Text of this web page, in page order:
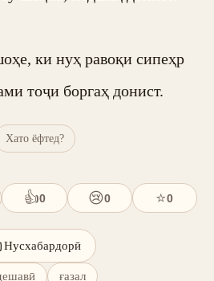
ки нуҳ равоқи сипеҳр
тоҷи боргаҳ донист.
Хато ёфтед?
👍0 😢0 ⭐0
Нусхабардорӣ
ғазал